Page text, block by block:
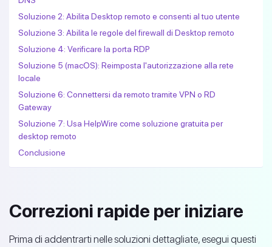
Soluzione 2: Abilita Desktop remoto e consenti al tuo utente
Soluzione 3: Abilita le regole del firewall di Desktop remoto
Soluzione 4: Verificare la porta RDP
Soluzione 5 (macOS): Reimposta l'autorizzazione alla rete
locale
Soluzione 6: Connettersi da remoto tramite VPN o RD
Gateway
Soluzione 7: Usa HelpWire come soluzione gratuita per
desktop remoto
Conclusione
Correzioni rapide per iniziare
Prima di addentrarti nelle soluzioni dettagliate, esegui questi